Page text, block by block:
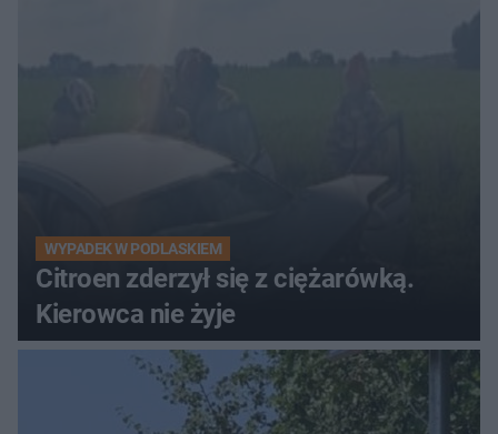
WYPADEK W PODLASKIEM
Citroen zderzył się z ciężarówką.
Kierowca nie żyje